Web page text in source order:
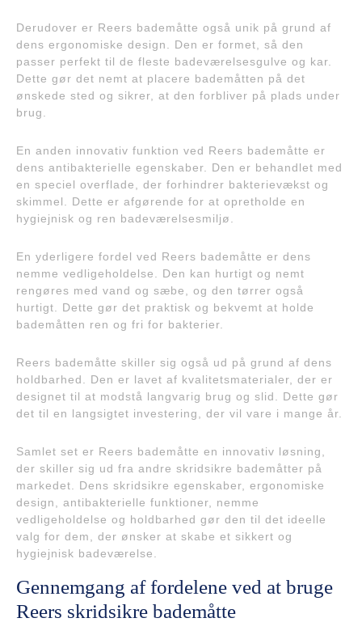
Derudover er Reers bademåtte også unik på grund af
dens ergonomiske design. Den er formet, så den
passer perfekt til de fleste badeværelsesgulve og kar.
Dette gør det nemt at placere bademåtten på det
ønskede sted og sikrer, at den forbliver på plads under
brug.
En anden innovativ funktion ved Reers bademåtte er
dens antibakterielle egenskaber. Den er behandlet med
en speciel overflade, der forhindrer bakterievækst og
skimmel. Dette er afgørende for at opretholde en
hygiejnisk og ren badeværelsesmiljø.
En yderligere fordel ved Reers bademåtte er dens
nemme vedligeholdelse. Den kan hurtigt og nemt
rengøres med vand og sæbe, og den tørrer også
hurtigt. Dette gør det praktisk og bekvemt at holde
bademåtten ren og fri for bakterier.
Reers bademåtte skiller sig også ud på grund af dens
holdbarhed. Den er lavet af kvalitetsmaterialer, der er
designet til at modstå langvarig brug og slid. Dette gør
det til en langsigtet investering, der vil vare i mange år.
Samlet set er Reers bademåtte en innovativ løsning,
der skiller sig ud fra andre skridsikre bademåtter på
markedet. Dens skridsikre egenskaber, ergonomiske
design, antibakterielle funktioner, nemme
vedligeholdelse og holdbarhed gør den til det ideelle
valg for dem, der ønsker at skabe et sikkert og
hygiejnisk badeværelse.
Gennemgang af fordelene ved at bruge
Reers skridsikre bademåtte